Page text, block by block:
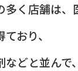
多く店舗は、
おり、
などと並んで